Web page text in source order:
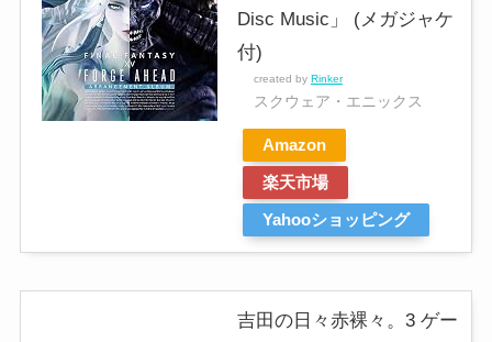
Disc Music」 (メガジャケ
付)
created by Rinker
スクウェア・エニックス
Amazon
楽天市場
Yahooショッピング
吉田の日々赤裸々。3 ゲー